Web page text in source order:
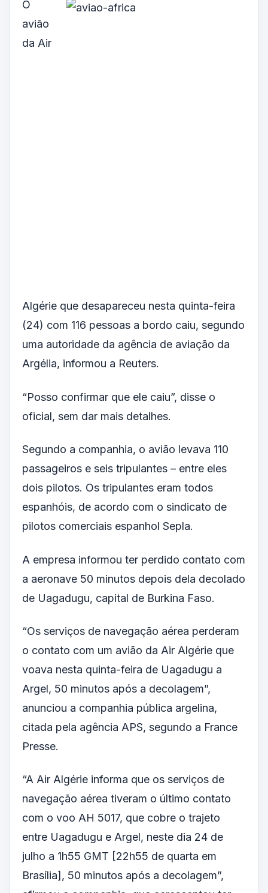
O
avião
da Air
Algérie que desapareceu nesta quinta-feira
(24) com 116 pessoas a bordo caiu, segundo
uma autoridade da agência de aviação da
Argélia, informou a Reuters.
“Posso confirmar que ele caiu”, disse o
oficial, sem dar mais detalhes.
Segundo a companhia, o avião levava 110
passageiros e seis tripulantes – entre eles
dois pilotos. Os tripulantes eram todos
espanhóis, de acordo com o sindicato de
pilotos comerciais espanhol Sepla.
A empresa informou ter perdido contato com
a aeronave 50 minutos depois dela decolado
de Uagadugu, capital de Burkina Faso.
“Os serviços de navegação aérea perderam
o contato com um avião da Air Algérie que
voava nesta quinta-feira de Uagadugu a
Argel, 50 minutos após a decolagem”,
anunciou a companhia pública argelina,
citada pela agência APS, segundo a France
Presse.
“A Air Algérie informa que os serviços de
navegação aérea tiveram o último contato
com o voo AH 5017, que cobre o trajeto
entre Uagadugu e Argel, neste dia 24 de
julho a 1h55 GMT [22h55 de quarta em
Brasília], 50 minutos após a decolagem”,